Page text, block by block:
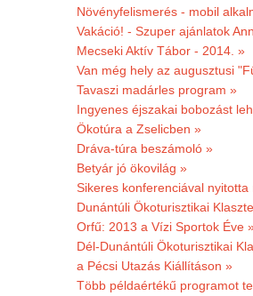
Növényfelismerés - mobil
Vakáció! - Szuper ajánlatok
Mecseki Aktív Tábor - 2014. »
Van még hely az augusztusi
Tavaszi madárles program »
Ingyenes éjszakai bobozást
Ökotúra a Zselicben »
Dráva-túra beszámoló »
Betyár jó ökovilág »
Sikeres konferenciával
Dunántúli Ökoturisztikai
Orfű: 2013 a Vízi Sportok Éve
Dél-Dunántúli Ökoturisztikai
a Pécsi Utazás Kiállításon »
Több példaértékű programot